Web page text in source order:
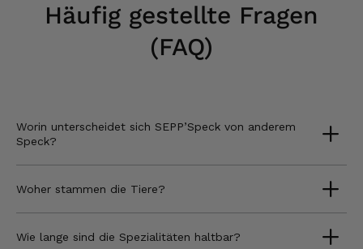
Häufig gestellte Fragen
(FAQ)
Worin unterscheidet sich SEPP’Speck von anderem
Speck?
Woher stammen die Tiere?
Wie lange sind die Spezialitäten haltbar?